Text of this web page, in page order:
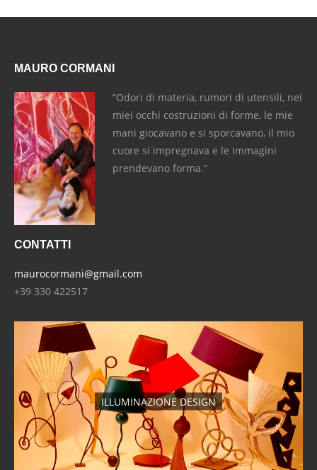
MAURO CORMANI
“Odori di materia, rumori di utensili, nei
miei occhi costruzioni di forme, le mie
mani giocavano e si sporcavano, il mio
cuore si impregnava e le immagini
prendevano forma.”
CONTATTI
maurocormani@gmail.com
+39 330 422517
ILLUMINAZIONE DESIGN